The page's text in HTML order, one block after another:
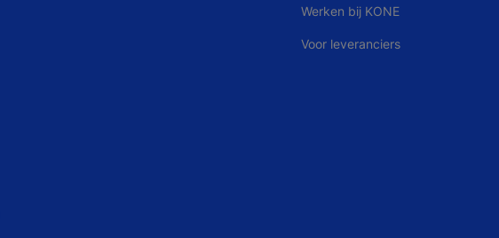
Werken bij KONE
Voor leveranciers